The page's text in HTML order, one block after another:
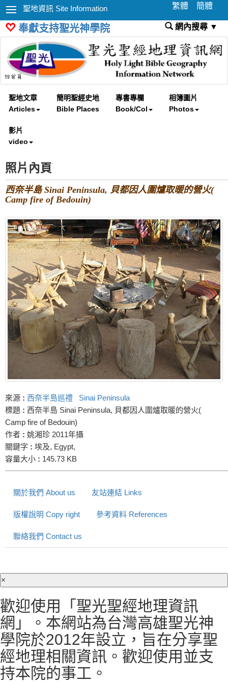
聖地資訊 Site Information 繁體 簡體
奉獻支持聖光神學院 網內搜尋 ▼
聖地文章
Articles
簡明聖經史地
Bible Places
專書專欄
Book/Col
相簿圖片
Photos
影片
video
照片內頁
西奈半島 Sinai Peninsula, 貝都因人圍爐取暖的營火(
Camp fire of Bedouin)
來源 : 西奈半島巡禮 Sinai Peninsula
標題 : 西奈半島 Sinai Peninsula, 貝都因人圍爐取暖的營火(
Camp fire of Bedouin)
作者 : 姚湘珍 2011年攝
關鍵字 : 埃及, Egypt,
容量大小 : 145.73 KB
關於我們 About us 友站連結 Links
版權說明 Copy right 參考資料 References
聯絡我們 Contact us
×
歡迎使用「聖光聖經地理資訊
網」。本網站為台灣高雄聖光神
學院於2012年設立，旨在分享聖
經地理相關資訊。歡迎使用並支
持本院的事工。